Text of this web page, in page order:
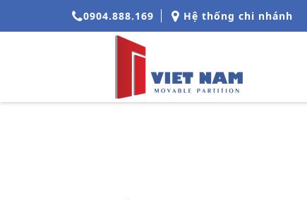
0904.888.169 Hệ thống chi nhánh